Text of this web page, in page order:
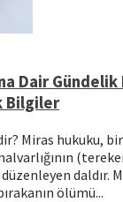
Dair
Bilgiler
Miras hukuku,
daldır.
ölümü...